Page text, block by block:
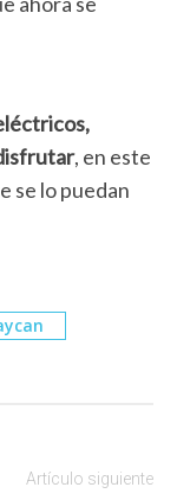
, en este
se lo puedan
Artículo siguiente